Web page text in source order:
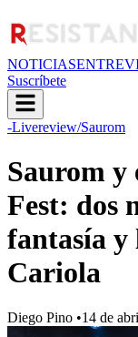
NOTICIAS
Suscríbete
-Livereview/Saurom
Saurom
Fest: dos
fantasía y
Cariola
Diego Pino •14 de